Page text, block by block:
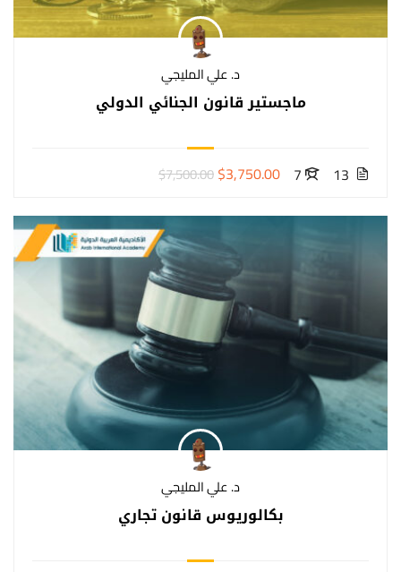
د. علي المليجي
ماجستير قانون الجنائي الدولي
13
7
$7,500.00$3,750.00
د. علي المليجي
بكالوريوس قانون تجاري